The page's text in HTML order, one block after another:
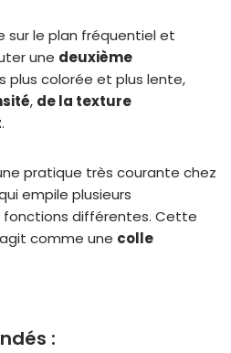
sur le plan fréquentiel et
une deuxième
plus colorée et plus lente,
, de la texture
.
pratique très courante chez
empile plusieurs
fonctions différentes. Cette
comme une colle
: